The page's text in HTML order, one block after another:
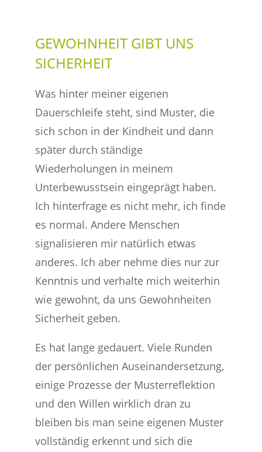
GEWOHNHEIT GIBT UNS
SICHERHEIT
Was hinter meiner eigenen
Dauerschleife steht, sind Muster, die
sich schon in der Kindheit und dann
später durch ständige
Wiederholungen in meinem
Unterbewusstsein eingeprägt haben.
Ich hinterfrage es nicht mehr, ich finde
es normal. Andere Menschen
signalisieren mir natürlich etwas
anderes. Ich aber nehme dies nur zur
Kenntnis und verhalte mich weiterhin
wie gewohnt, da uns Gewohnheiten
Sicherheit geben.
Es hat lange gedauert. Viele Runden
der persönlichen Auseinandersetzung,
einige Prozesse der Musterreflektion
und den Willen wirklich dran zu
bleiben bis man seine eigenen Muster
vollständig erkennt und sich die